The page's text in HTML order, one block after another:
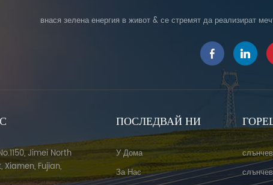
внася зелена енергия в живот & се стремят да реализират
Jimei North
Xiamen, Fujian,
ПОСЛЕДВАЙ НИ
У Дома
За Нас